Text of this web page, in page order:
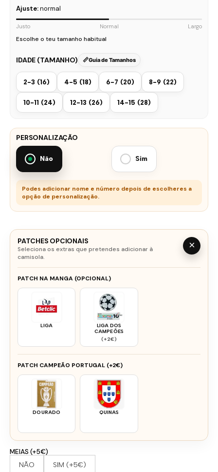
Ajuste:normal
Justo Normal Largo
Escolhe o teu tamanho habitual
IDADE (TAMANHO) Guia de Tamanhos
2-3 (16) 4-5 (18) 6-7 (20) 8-9 (22)
10-11 (24) 12-13 (26) 14-15 (28)
PERSONALIZAÇÃO
Não Sim
Podes adicionar nome e número depois de escolheres a
opção de personalização.
PATCHES OPCIONAIS
Seleciona os extras que pretendes adicionar à
camisola.
×
PATCH NA MANGA (OPCIONAL)
LIGA
LIGA DOS
CAMPEÕES
(+2€)
PATCH CAMPEÃO PORTUGAL (+2€)
DOURADO QUINAS
MEIAS (+5€)
NÃO SIM (+5€)